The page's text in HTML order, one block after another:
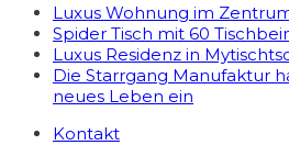
Luxus Wohnung im
Spider Tisch mit 60
Luxus Residenz in
Die Starrgang Manufaktur
neues Leben ein
Kontakt